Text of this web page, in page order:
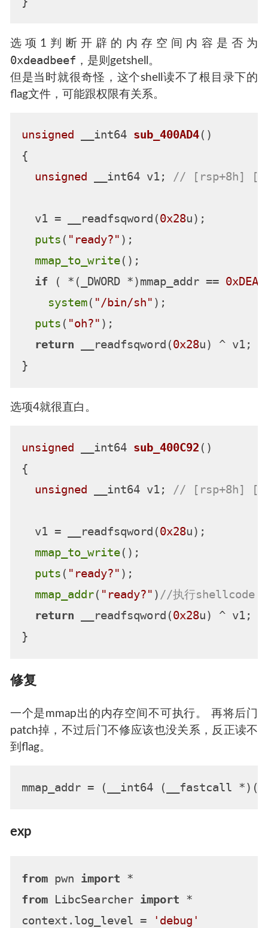
选项1判断开辟的内存空间内容是否为
0xdeadbeef ，是则getshell。
但是当时就很奇怪，这个shell读不了根目录下的
flag文件，可能跟权限有关系。
unsigned __int64 sub_400AD4()
{
unsigned __int64 v1; // [rsp+8h]
  v1 = __readfsqword(
0x28u);
puts ( "ready?" );
mmap_to_write();
if ( *(_DWORD *)mmap_addr ==
system( "/bin/sh" );
puts ( "oh?" );
return __readfsqword(0x28u) ^ v1;
选项4就很直白。
unsigned __int64 sub_400C92 ()
{
unsigned __int64 v1; // [rsp+8h]
  v1 = __readfsqword(
0x28u);
mmap_to_write();
puts ( "ready?" );
mmap_addr( "ready?" ) //执行shellcode
return __readfsqword(0x28u) ^ v1;
修复
一个是mmap出的内存空间不可执行。 再将后门
patch掉，不过后门不修应该也没关系，反正读不
到flag。
mmap_addr = (__int64 (__fastcall
exp
from pwn import
from LibcSearcher import *
context.log_level =
'debug'